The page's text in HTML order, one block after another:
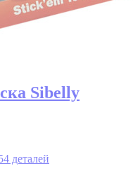
Sibelly
деталей